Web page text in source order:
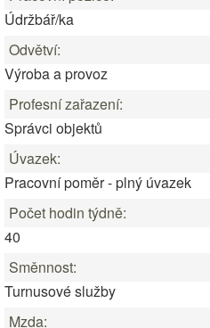
Údržbář/ka
Odvětví:
Výroba a provoz
Profesní zařazení:
Správci objektů
Úvazek:
Pracovní poměr - plný úvazek
Počet hodin týdně:
40
Směnnost:
Turnusové služby
Mzda: